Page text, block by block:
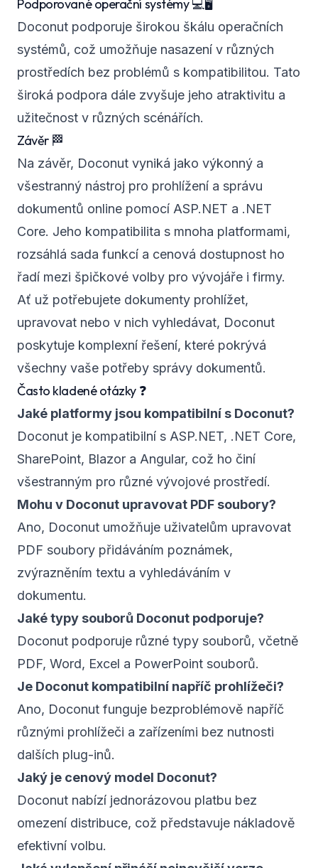
Podporované operační systémy 💻🖥️
Doconut podporuje širokou škálu operačních
systémů, což umožňuje nasazení v různých
prostředích bez problémů s kompatibilitou. Tato
široká podpora dále zvyšuje jeho atraktivitu a
užitečnost v různých scénářích.
Závěr 🏁
Na závěr, Doconut vyniká jako výkonný a
všestranný nástroj pro prohlížení a správu
dokumentů online pomocí ASP.NET a .NET
Core. Jeho kompatibilita s mnoha platformami,
rozsáhlá sada funkcí a cenová dostupnost ho
řadí mezi špičkové volby pro vývojáře i firmy.
Ať už potřebujete dokumenty prohlížet,
upravovat nebo v nich vyhledávat, Doconut
poskytuje komplexní řešení, které pokrývá
všechny vaše potřeby správy dokumentů.
Často kladené otázky ❓
Jaké platformy jsou kompatibilní s Doconut?
Doconut je kompatibilní s ASP.NET, .NET Core,
SharePoint, Blazor a Angular, což ho činí
všestranným pro různé vývojové prostředí.
Mohu v Doconut upravovat PDF soubory?
Ano, Doconut umožňuje uživatelům upravovat
PDF soubory přidáváním poznámek,
zvýrazněním textu a vyhledáváním v
dokumentu.
Jaké typy souborů Doconut podporuje?
Doconut podporuje různé typy souborů, včetně
PDF, Word, Excel a PowerPoint souborů.
Je Doconut kompatibilní napříč prohlížeči?
Ano, Doconut funguje bezproblémově napříč
různými prohlížeči a zařízeními bez nutnosti
dalších plug-inů.
Jaký je cenový model Doconut?
Doconut nabízí jednorázovou platbu bez
omezení distribuce, což představuje nákladově
efektivní volbu.